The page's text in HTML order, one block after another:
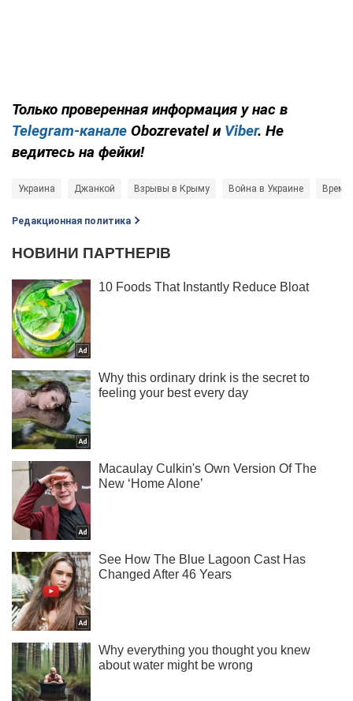
Только проверенная информация у нас в
Telegram-канале Obozrevatel и Viber. Не
ведитесь на фейки!
Украина Джанкой Взрывы в Крыму Война в Украине
Редакционная политика